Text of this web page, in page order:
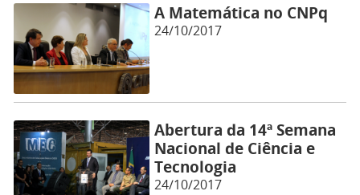
A Matemática no CNPq
24/10/2017
Abertura da 14ª Semana
Nacional de Ciência e
Tecnologia
24/10/2017